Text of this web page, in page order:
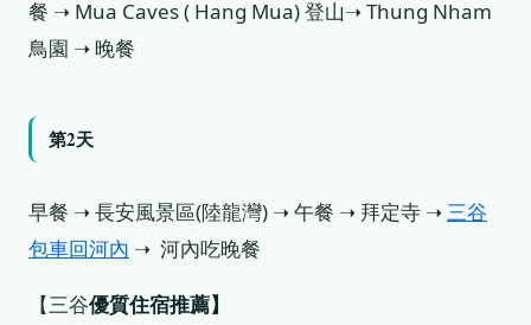
餐 ➝ Mua Caves ( Hang Mua) 登山➝ Thung Nham
鳥園 ➝ 晚餐
第2天
早餐 ➝ 長安風景區(陸龍灣) ➝ 午餐 ➝ 拜定寺 ➝ 三谷
包車回河內 ➝ 河內吃晚餐
【三谷優質住宿推薦】